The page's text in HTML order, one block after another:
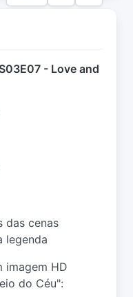
- Love and
das cenas
legenda
imagem HD
do Céu":